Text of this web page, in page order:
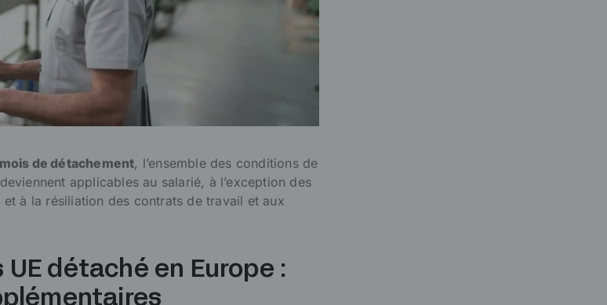
de détachement, l’ensemble des conditions de
applicables au salarié, à l’exception des
à la résiliation des contrats de travail et aux
détaché en Europe :